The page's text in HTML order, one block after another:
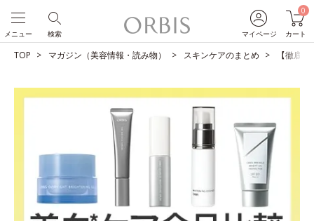
マイページ
0
カート
検索
メニュー
TOP マガジン（美容情報・読み物） スキンケアのまとめ 【徹底